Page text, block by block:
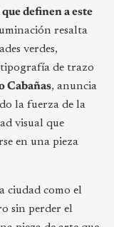
definen a este
resalta
verdes,
de trazo
Cabañas, anuncia
la fuerza de la
visual que
en una pieza
ciudad como el
sin perder el